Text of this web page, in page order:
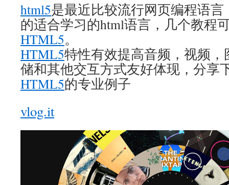
html5是最近比较流行网页编程语
的适合学习的html语言，几个教程
HTML5。
HTML5特性有效提高音频，视频
储和其他交互方式友好体现，分享
HTML5的专业例子
vlog.it